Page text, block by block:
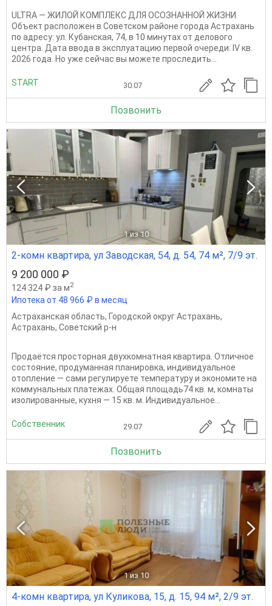
ULTRA — ЖИЛОЙ КОМПЛЕКС ДЛЯ ОСОЗНАННОЙ ЖИЗНИ
Объект расположен в Советском районе города Астрахань
по адресу: ул. Кубанская, 74, в 10 минутах от делового
центра. Дата ввода в эксплуатацию первой очереди: IV кв.
2026 года. Но уже сейчас вы можете проследить...
START 30.07
Позвонить
1 из 10
2-комн квартира, ул Заводская, 54, д. 54, 74 м², 7/9 эт.
9 200 000 ₽
124 324 ₽ за м2
Ипотека от 48 966 ₽ в месяц
Астраханская область, Городской округ Астрахань,
Астрахань, Советский р-н
Продаётся просторная двухкомнатная квартира. Отличное
состояние, продуманная планировка, индивидуальное
отопление — сами регулируете температуру и экономите на
коммунальных платежах. Общая площадь74 кв. м, комнаты
изолированные, кухня — 15 кв. м. Индивидуальное...
Собственник 29.07
Позвонить
1 из 10
4-комн квартира, ул Куликова, 15, д. 15, 94 м², 2/9 эт.